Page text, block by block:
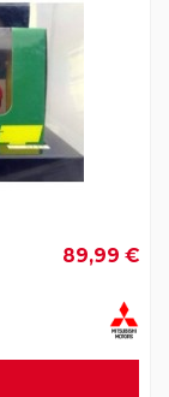
89,99 €